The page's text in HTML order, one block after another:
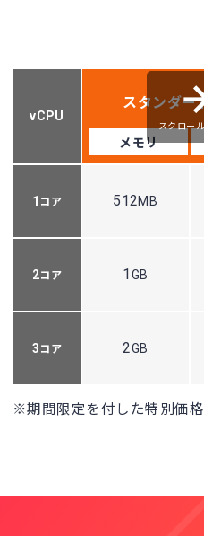
vCPU
スタンダー
メモリ
1 コア 512MB
2コア 1GB
3 コア 2GB
※期間限定を付した特別価格
スクロー